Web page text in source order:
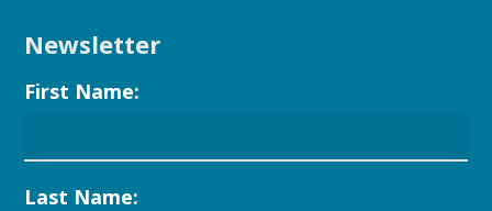
Newsletter
First Name:
Last Name: